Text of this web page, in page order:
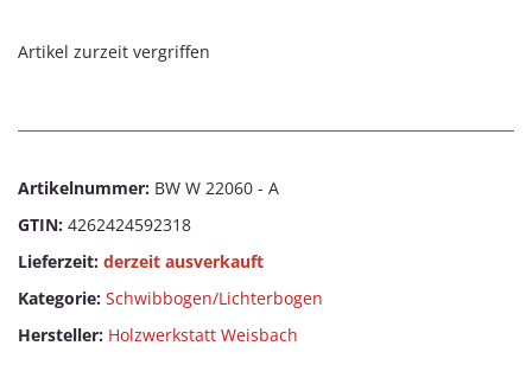
Artikel zurzeit vergriffen
Artikelnummer: BW W 22060 - A
GTIN: 4262424592318
Lieferzeit: derzeit ausverkauft
Kategorie: Schwibbogen/Lichterbogen
Hersteller: Holzwerkstatt Weisbach